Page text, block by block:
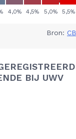
Bron:
BIJ UWV